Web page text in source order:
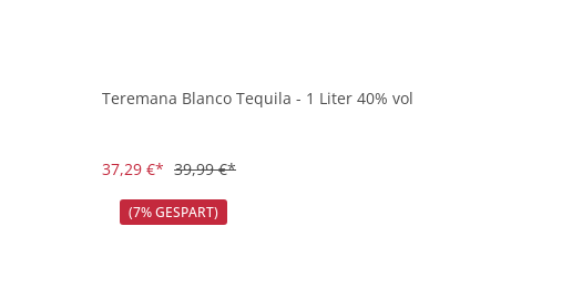
Teremana Blanco Tequila - 1 Liter 40% vol
37,29 €* 39,99 €*
(7% GESPART)